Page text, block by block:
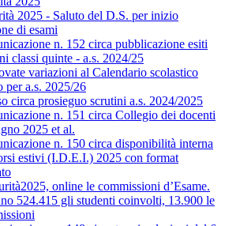
2025 - Saluto del D.S. per inizio
di esami
n. 152 circa pubblicazione esiti
classi quinte - a.s. 2024/25
variazioni al Calendario scolastico
per a.s. 2025/26
circa prosieguo scrutini a.s. 2024/2025
n. 151 circa Collegio dei docenti
2025 et al.
n. 150 circa disponibilità interna
estivi (I.D.E.I.) 2025 con format
online le commissioni d’Esame.
524.415 gli studenti coinvolti, 13.900 le